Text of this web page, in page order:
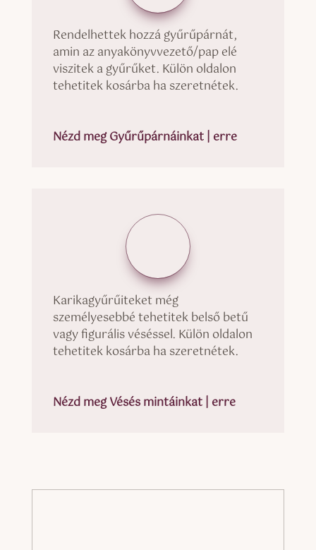
Rendelhettek hozzá gyűrűpárnát,
amin az anyakönyvvezető/pap elé
viszitek a gyűrűket. Külön oldalon
tehetitek kosárba ha szeretnétek.
Nézd meg Gyűrűpárnáinkat | erre
Karikagyűrűiteket még
személyesebbé tehetitek belső betű
vagy figurális véséssel. Külön oldalon
tehetitek kosárba ha szeretnétek.
Nézd meg Vésés mintáinkat | erre